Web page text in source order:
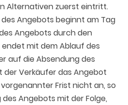
Alternativen zuerst eintritt.
Angebots beginnt am Tag
Angebots durch den
mit dem Ablauf des
auf die Absendung des
der Verkäufer das Angebot
Frist nicht an, so
Angebots mit der Folge,